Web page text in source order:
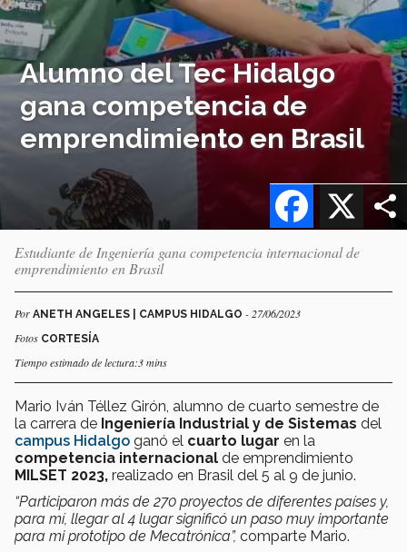
Alumno del Tec Hidalgo
gana competencia de
emprendimiento en Brasil
X
Facebook
Estudiante de Ingeniería gana competencia internacional de
emprendimiento en Brasil
Por ANETH ANGELES | CAMPUS HIDALGO - 27/06/2023
Fotos CORTESÍA
Tiempo estimado de lectura:3 mins
Mario Iván Téllez Girón, alumno de cuarto semestre de
la carrera de Ingeniería Industrial y de Sistemas del
campus Hidalgo ganó el cuarto lugar en la
competencia internacional de emprendimiento
MILSET 2023, realizado en Brasil del 5 al 9 de junio.
“Participaron más de 270 proyectos de diferentes países y,
para mí, llegar al 4 lugar significó un paso muy importante
para mi prototipo de Mecatrónica”, comparte Mario.